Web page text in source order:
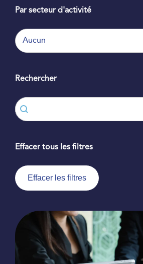
Par secteur d'activité
Par secteur d'activité
Par secteur d'activité
Rechercher
Rechercher
Rechercher
Effacer tous les filtres
Effacer les filtres